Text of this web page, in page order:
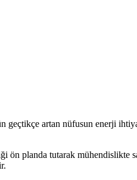
artan nüfusun enerji
planda tutarak mühendislikte